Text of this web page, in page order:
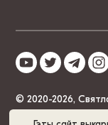
© 2020-2026,